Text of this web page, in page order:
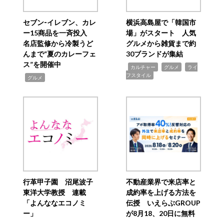
セブン‐イレブン、カレ
ー15商品を一斉投入
名店監修から冷製うど
んまで“夏のカレーフェ
ス”を開催中
グルメ
横浜高島屋で「韓国市
場」がスタート 人気
グルメから雑貨まで約
30ブランドが集結
カルチャー グルメ
ライ
フスタイル
行革甲子園 沼尾波子
東洋大学教授 連載
「よんななエコノミ
ー」
不動産業界で来店率と
成約率を上げる方法を
伝授 いえらぶGROUP
が8月18、20日に無料